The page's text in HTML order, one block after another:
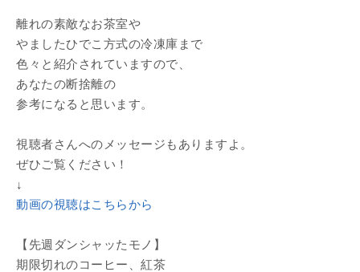
離れの素敵なお茶室や
やましたひでこ方式の冷凍庫まで
色々と紹介されていますので、
あなたの断捨離の
参考になると思います。
視聴者さんへのメッセージもありますよ。
ぜひご覧ください！
↓
動画の視聴はこちらから
【先週ダンシャッたモノ】
期限切れのコーヒー、紅茶